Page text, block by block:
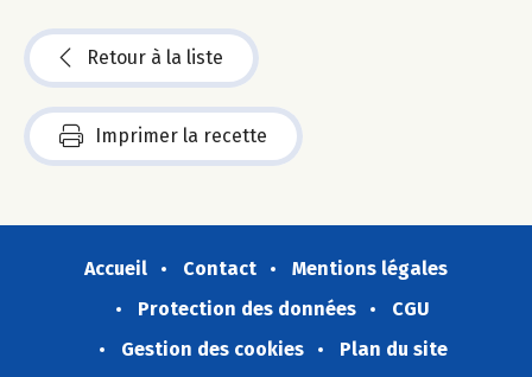
Retour à la liste
Imprimer la recette
Accueil Contact
Mentions légales
Protection des données
CGU
Gestion des cookies
Plan du site